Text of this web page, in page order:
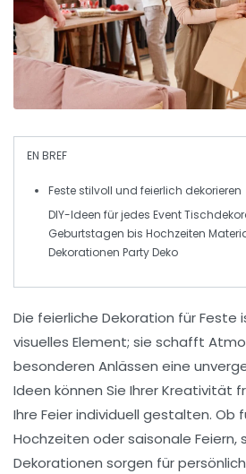
EN BREF
Feste stilvoll und feierlich dekorieren
DIY-Ideen für jedes Event
Geburtstagen bis Hochzeiten
Dekorationen Party Deko
Die feierliche Dekoration für Feste
visuelles Element; sie schafft
besonderen Anlässen eine
Ideen können Sie Ihrer Kreativität
Ihre Feier individuell gestalten. Ob
Hochzeiten oder saisonale
Dekorationen sorgen für